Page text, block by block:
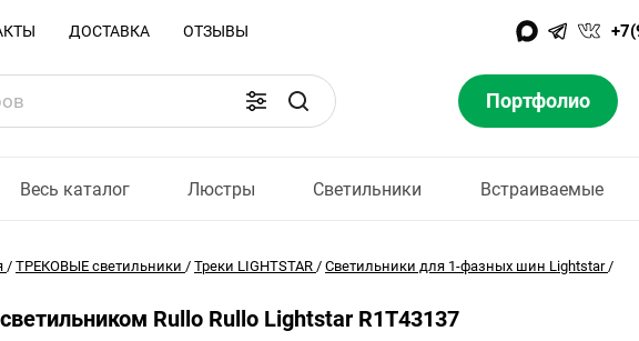
ДОСТАВКА ОТЗЫВЫ
Портфолио
Весь каталог Люстры Светильники Встраиваемые
/ ТРЕКОВЫЕ светильники / Треки LIGHTSTAR / Светильники для 1-фазных шин Lightstar /
Rullo Rullo Lightstar R1T43137